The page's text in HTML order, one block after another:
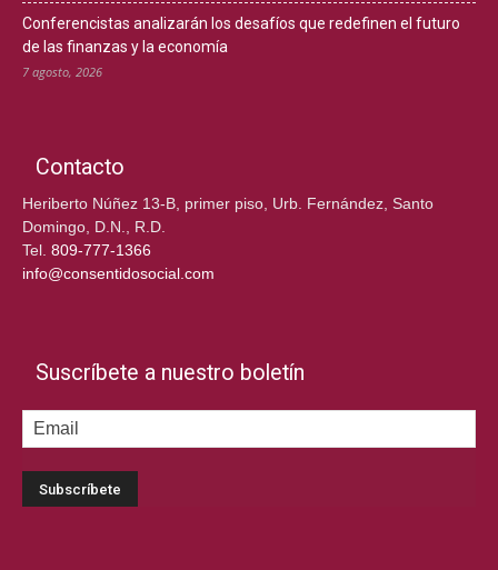
Conferencistas analizarán los desafíos que redefinen el futuro
de las finanzas y la economía
7 agosto, 2026
Contacto
Heriberto Núñez 13-B, primer piso, Urb. Fernández, Santo
Domingo, D.N., R.D.
Tel. 809-777-1366
info@consentidosocial.com
Suscríbete a nuestro boletín